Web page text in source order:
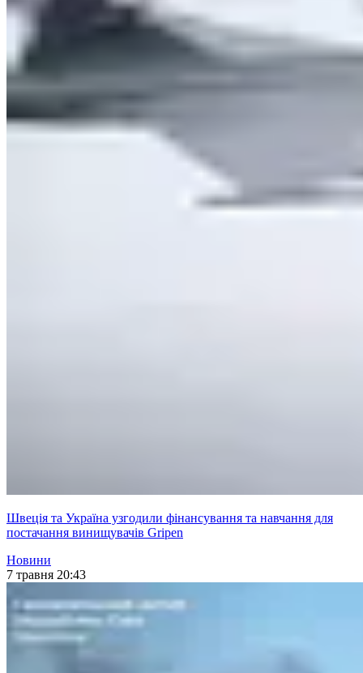
Швеція та Україна узгодили фінансування та навчання для
постачання винищувачів Gripen
Новини
7 травня 20:43